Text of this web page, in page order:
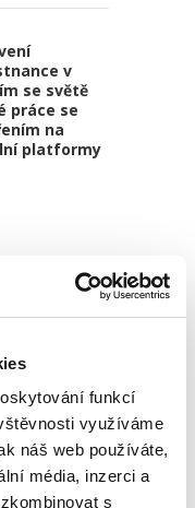
funkcí
využíváme
náš web používáte,
média, inzerci a
s
v
se světě
práce se
na
platformy
každého z
a
naše návyky,
poměr